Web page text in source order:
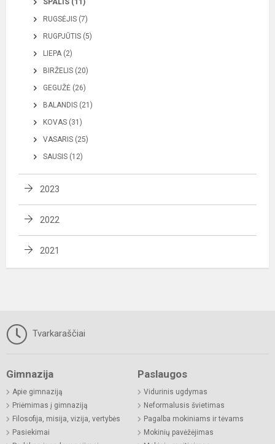
SPALIS (11)
RUGSĖJIS (7)
RUGPJŪTIS (5)
LIEPA (2)
BIRŽELIS (20)
GEGUŽĖ (26)
BALANDIS (21)
KOVAS (31)
VASARIS (25)
SAUSIS (12)
2023
2022
2021
Tvarkaraščiai
Gimnazija
Apie gimnaziją
Priėmimas į gimnaziją
Filosofija, misija, vizija, vertybės
Pasiekimai
Paslaugos
Vidurinis ugdymas
Neformalusis švietimas
Pagalba mokiniams ir tėvams
Mokinių pavėžėjimas